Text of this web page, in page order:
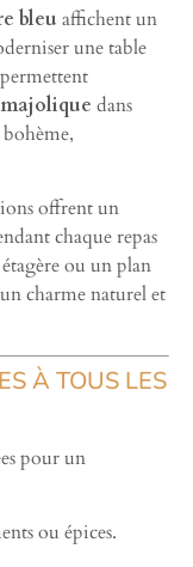
bleu affichent un
une table
dans
offrent un
chaque repas
ou un plan
charme naturel et
À TOUS LES
pour un
ou épices.